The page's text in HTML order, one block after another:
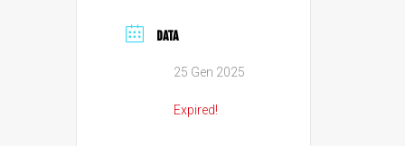
DATA
25 Gen 2025
Expired!